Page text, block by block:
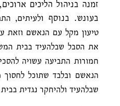
זמנה בניהול הליכים
בעונש. בנוסף ולעיתים,
טיעון מקל עם הנאשם וזאת
את הסבל שבלהעיד בבית
חמורות התביעה עשויה
הנאשם ובלבד שתוכל
שבלהעיד ולהיחקר נגדית